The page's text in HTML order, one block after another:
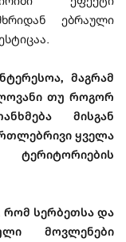
ებრაული
მაგრამ
თუ როგორ
მისგან
ყველა
რომ სერბეთსა და
მოვლენები